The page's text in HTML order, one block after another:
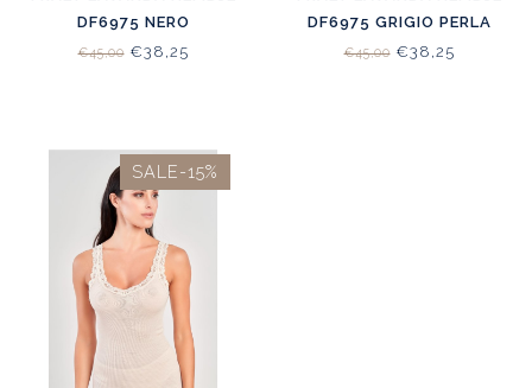
DF6975 NERO
€45,00€38,25
DF6975 GRIGIO PERLA
€45,00€38,25
SALE-15%